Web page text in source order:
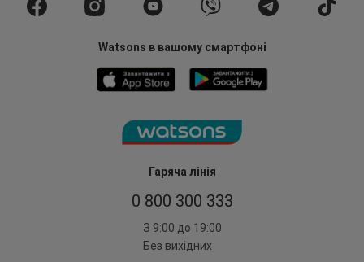
Гаряча лінія
0 800 300 333
З 9:00 до 19:00
Без вихідних
Watsons в вашому смартфоні